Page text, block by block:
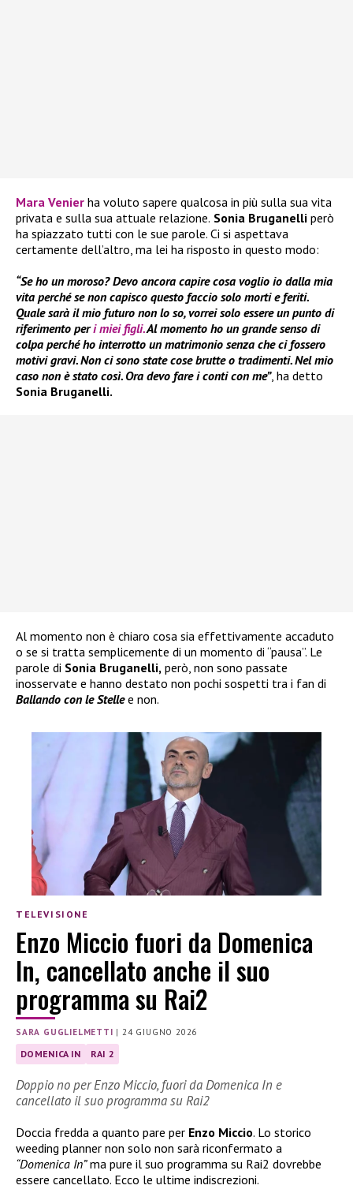
Mara Venier ha voluto sapere qualcosa in più sulla sua vita
privata e sulla sua attuale relazione. Sonia Bruganelli però
ha spiazzato tutti con le sue parole. Ci si aspettava
certamente dell’altro, ma lei ha risposto in questo modo:
“Se ho un moroso? Devo ancora capire cosa voglio io dalla mia
vita perché se non capisco questo faccio solo morti e feriti.
Quale sarà il mio futuro non lo so, vorrei solo essere un punto di
riferimento peri miei figli.Al momento ho un grande senso di
colpa perché ho interrotto un matrimonio senza che ci fossero
motivi gravi. Non ci sono state cose brutte o tradimenti. Nel mio
caso non è stato così. Ora devo fare i conti con me”, ha detto
Sonia Bruganelli.
Al momento non è chiaro cosa sia effettivamente accaduto
o se si tratta semplicemente di un momento di “pausa”. Le
parole di Sonia Bruganelli, però, non sono passate
inosservate e hanno destato non pochi sospetti tra i fan di
Ballando con le Stellee non.
TELEVISIONE
Enzo Miccio fuori da Domenica
In, cancellato anche il suo
programma su Rai2
SARA GUGLIELMETTI | 24 GIUGNO 2026
DOMENICA IN RAI 2
Doppio no per Enzo Miccio, fuori da Domenica In e
cancellato il suo programma su Rai2
Doccia fredda a quanto pare per Enzo Miccio. Lo storico
weeding planner non solo non sarà riconfermato a
“Domenica In”ma pure il suo programma su Rai2 dovrebbe
essere cancellato. Ecco le ultime indiscrezioni.